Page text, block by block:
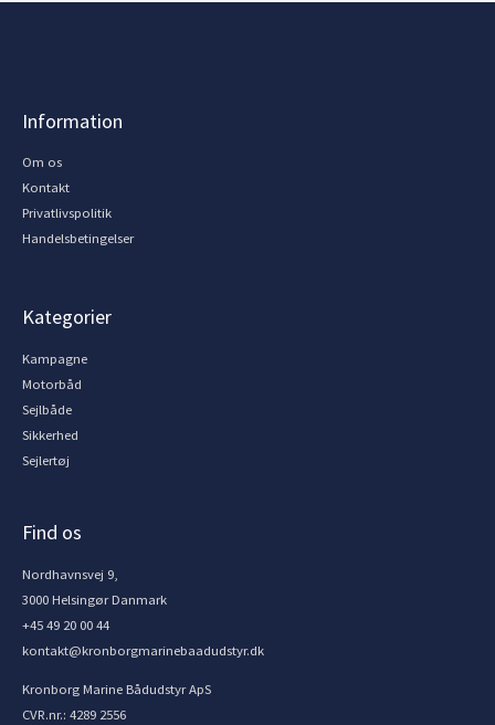
Information
Om os
Kontakt
Privatlivspolitik
Handelsbetingelser
Kategorier
Kampagne
Motorbåd
Sejlbåde
Sikkerhed
Sejlertøj
Find os
Nordhavnsvej 9,
3000 Helsingør Danmark
+45 49 20 00 44
kontakt@kronborgmarinebaadudstyr.dk
Kronborg Marine Bådudstyr ApS
CVR.nr.: 4289 2556